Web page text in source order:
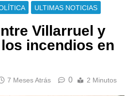
ULTIMAS NOTICIAS
Villarruel y
incendios en
7 Meses Atrás 0 2 Minutos